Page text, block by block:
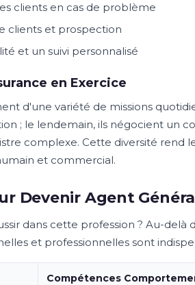
clients en cas de problème
clients et prospection
et un suivi personnalisé
en Exercice
d'une variété de missions
; le lendemain, ils négocient un
complexe. Cette diversité rend
et commercial.
Devenir Agent
dans cette profession ? Au-delà
et professionnelles sont
Compétences